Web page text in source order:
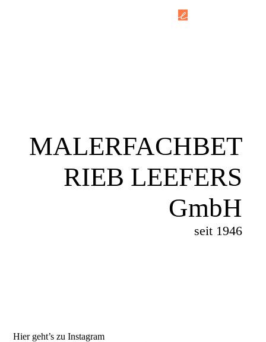
MALERFACHBET
RIEB LEEFERS
GmbH
seit 1946
Hier geht’s zu Instagram